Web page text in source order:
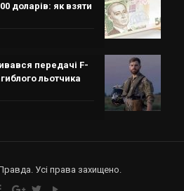
доларів: як взяти
передачі F-
льотчика
Усі права захищено.